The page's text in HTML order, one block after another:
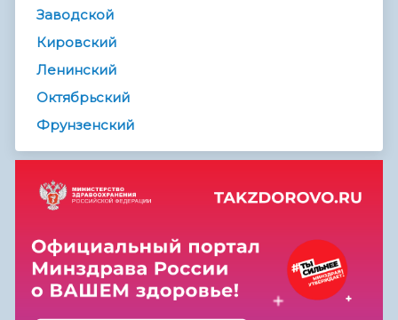
Заводской
Кировский
Ленинский
Октябрьский
Фрунзенский